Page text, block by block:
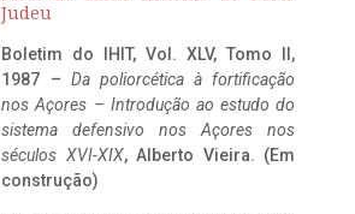
Judeu
Boletim do IHIT, Vol. XLV, Tomo II,
1987 – Da poliorcética à fortificação
nos Açores – Introdução ao estudo do
sistema defensivo nos Açores nos
séculos XVI-XIX, Alberto Vieira. (Em
construção)